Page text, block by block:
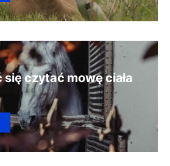
czytać mowę ciała